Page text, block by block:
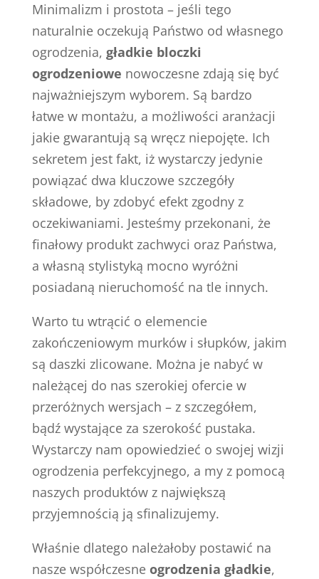
Minimalizm i prostota – jeśli tego
naturalnie oczekują Państwo od własnego
ogrodzenia, gładkie bloczki
ogrodzeniowe nowoczesne zdają się być
najważniejszym wyborem. Są bardzo
łatwe w montażu, a możliwości aranżacji
jakie gwarantują są wręcz niepojęte. Ich
sekretem jest fakt, iż wystarczy jedynie
powiązać dwa kluczowe szczegóły
składowe, by zdobyć efekt zgodny z
oczekiwaniami. Jesteśmy przekonani, że
finałowy produkt zachwyci oraz Państwa,
a własną stylistyką mocno wyróżni
posiadaną nieruchomość na tle innych.
Warto tu wtrącić o elemencie
zakończeniowym murków i słupków, jakim
są daszki zlicowane. Można je nabyć w
należącej do nas szerokiej ofercie w
przeróżnych wersjach – z szczegółem,
bądź wystające za szerokość pustaka.
Wystarczy nam opowiedzieć o swojej wizji
ogrodzenia perfekcyjnego, a my z pomocą
naszych produktów z największą
przyjemnością ją sfinalizujemy.
Właśnie dlatego należałoby postawić na
nasze współczesne ogrodzenia gładkie,